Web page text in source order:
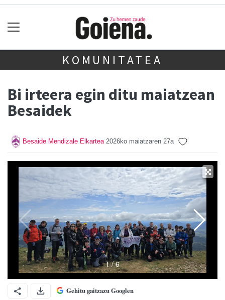
KOMUNITATEA
Bi irteera egin ditu maiatzean
Besaidek
Besaide Mendizale Elkartea 2026ko maiatzaren 27a
Gehitu gaitzazu Googlen